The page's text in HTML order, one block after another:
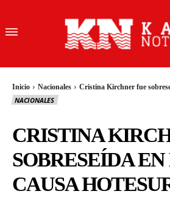
Inicio Nacionales Cristina Kirchner fue
NACIONALES
CRISTINA
SOBRESEÍDA
CAUSA